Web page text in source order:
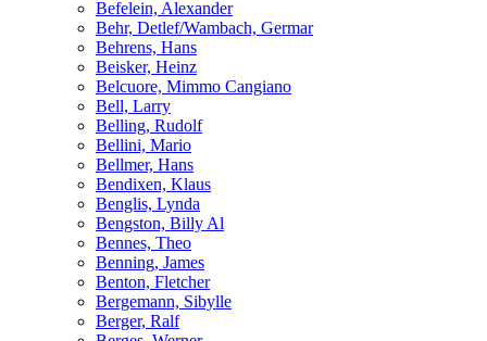
Befelein, Alexander
Behr, Detlef/Wambach, Germar
Behrens, Hans
Beisker, Heinz
Belcuore, Mimmo Cangiano
Bell, Larry
Belling, Rudolf
Bellini, Mario
Bellmer, Hans
Bendixen, Klaus
Benglis, Lynda
Bengston, Billy Al
Bennes, Theo
Benning, James
Benton, Fletcher
Bergemann, Sibylle
Berger, Ralf